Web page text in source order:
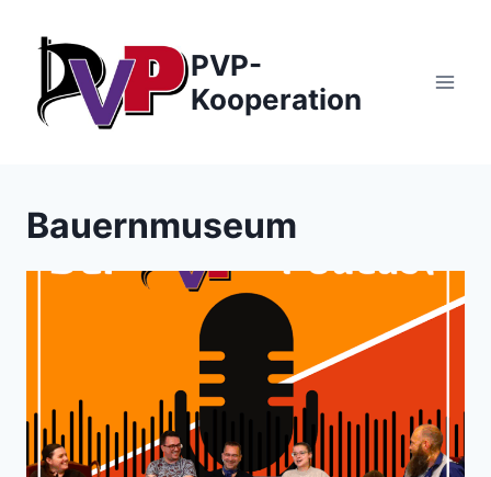
Inhalt
springen
PVP-
Kooperation
Bauernmuseum